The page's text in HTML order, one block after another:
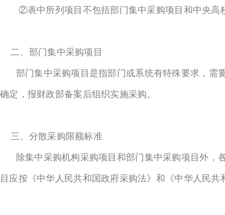
②表中所列项目不包括部门集中采购项目和中央高
二、部门集中采购项目
部门集中采购项目是指部门或系统有特殊要求，需
确定，报财政部备案后组织实施采购。
三、分散采购限额标准
除集中采购机构采购项目和部门集中采购项目外，
目应按《中华人民共和国政府采购法》和《中华人民